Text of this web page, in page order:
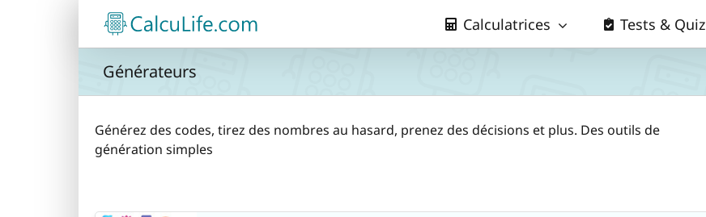
Calculatrices Tests & Quiz
Générateurs
Générez des codes, tirez des nombres au hasard, prenez des décisions et plus. Des outils de
génération simples